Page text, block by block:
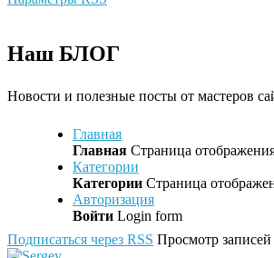
Наш БЛОГ
Новости и полезные посты от мастеров
Главная
Главная Страница
Категории
Категории Страница
Авторизация
Войти Login form
Подписаться через RSS Просмотр